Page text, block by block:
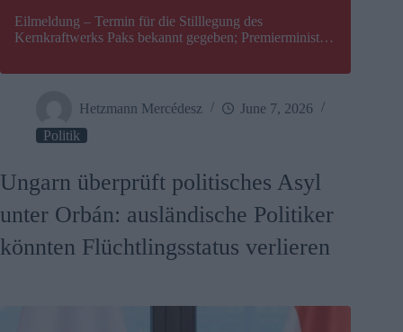
Eilmeldung – Termin für die Stilllegung des
Kernkraftwerks Paks bekannt gegeben; Premierminister
Hetzmann Mercédesz
June 7, 2026
Politik
Ungarn überprüft politisches Asyl
unter Orbán: ausländische Politiker
könnten Flüchtlingsstatus verlieren